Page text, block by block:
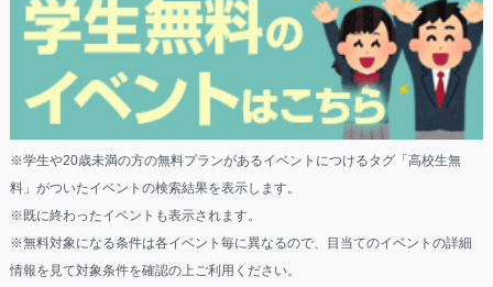
※学生や20歳未満の方の無料プランがあるイベントにつけるタグ「高校生無
料」がついたイベントの検索結果を表示します。
※既に終わったイベントも表示されます。
※無料対象になる条件は各イベント毎に異なるので、目当てのイベントの詳細
情報を見て対象条件を確認の上ご利用ください。